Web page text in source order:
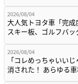
2026/08/04
大人気トヨタ車「完
スキー板、ゴルフバ
2026/08/04
「コレめっちゃいい
消された！ あらゆる